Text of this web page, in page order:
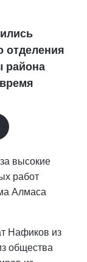
отделения
района
высокие
работ
Алмаса
Нафиков из
общества